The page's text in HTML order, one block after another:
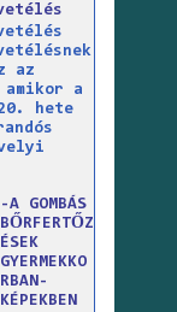
az
a
hete
-A GOMBÁS
BŐRFERTŐZ
ÉSEK
GYERMEKKO
RBAN-
KÉPEKBEN